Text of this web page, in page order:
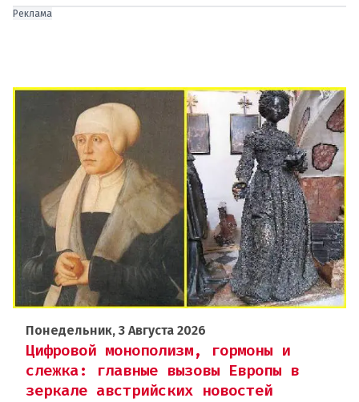
Реклама
Понедельник, 3 Августа 2026
Цифровой монополизм, гормоны и
слежка: главные вызовы Европы в
зеркале австрийских новостей